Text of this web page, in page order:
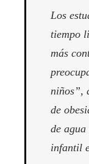
Los
tiempo
más
niños”,
de
de
infantil